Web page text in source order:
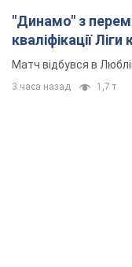
"Динамо" з
кваліфікації
Матч відбувся в
3 часа назад 1,7 т.